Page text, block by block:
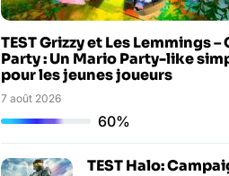
TEST Grizzy et Les Lemmings –
Party : Un Mario Party-like
pour les jeunes joueurs
7 août 2026
60%
TEST Halo: